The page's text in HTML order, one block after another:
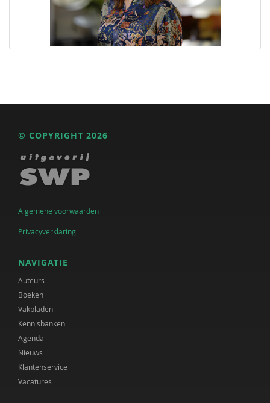
© COPYRIGHT 2026
Algemene voorwaarden
Privacyverklaring
NAVIGATIE
Auteurs
Boeken
Vakbladen
Kennisbanken
Agenda
Nieuws
Klantenservice
Vacatures